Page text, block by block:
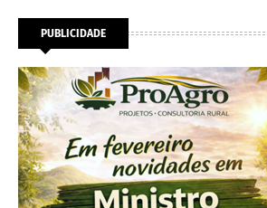
PUBLICIDADE